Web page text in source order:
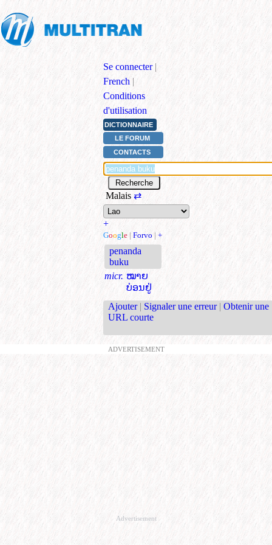
Se connecter |
French |
Conditions
d'utilisation
DICTIONNAIRE
LE FORUM
CONTACTS
Malais ⇄
+
Google | Forvo | +
penanda
buku
micr. ໝາຍ
ບ່ອນຢູ່
Ajouter | Signaler une erreur | Obtenir une
URL courte
ADVERTISEMENT
Advertisement